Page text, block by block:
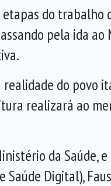
etapas do trabalho
pela ida ao
do povo
realizará ao
da Saúde,
Digital),